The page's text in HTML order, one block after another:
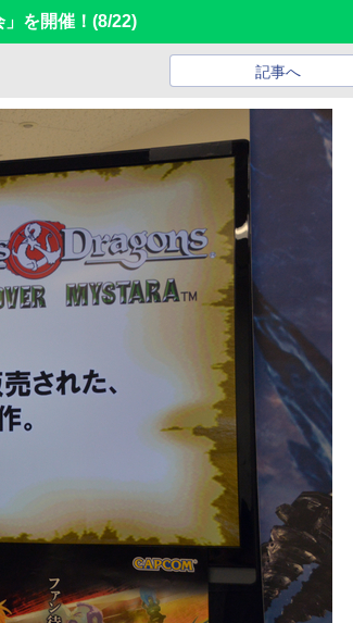
を開催！ (8/22)
記事へ